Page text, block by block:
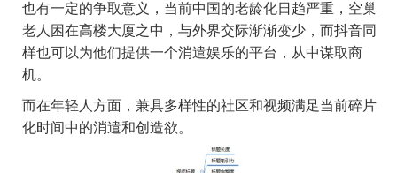
也有一定的争取意义，当前中国的老龄化日趋严重，空巢
老人困在高楼大厦之中，与外界交际渐渐变少，而抖音同
样也可以为他们提供一个消遣娱乐的平台，从中谋取商
机。
而在年轻人方面，兼具多样性的社区和视频满足当前碎片
化时间中的消遣和创造欲。